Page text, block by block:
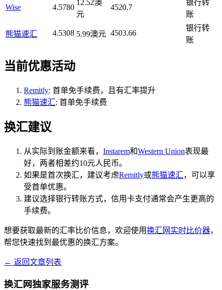
Wise 4.5780
12.52澳
元
4520.7
银行转
账
熊猫速汇 4.5308 5.99澳元 4503.66
银行转
账
当前优惠活动
Remitly: 首单免手续费，且有汇率提升
熊猫速汇: 首单免手续费
换汇建议
从实际到账金额来看， Instarem和Western Union表现最
好，两者相差约10元人民币。
如果是首次换汇，建议考虑Remitly或熊猫速汇，可以享
受首单优惠。
建议选择银行转账方式，信用卡支付通常会产生更高的
手续费。
想要获取最新的汇率比价信息，欢迎使用换汇网实时比价器，
帮您快速找到最优惠的换汇方案。
← 返回文章列表
换汇网独家服务测评